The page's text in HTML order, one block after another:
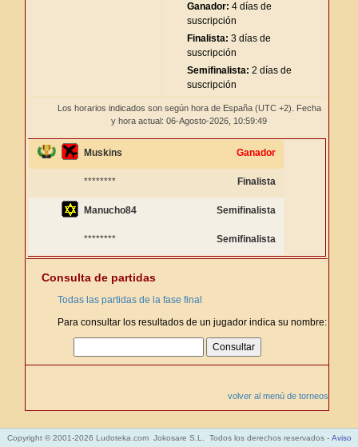
Ganador: 4 días de
suscripción
Finalista: 3 días de
suscripción
Semifinalista: 2 días de
suscripción
Los horarios indicados son según hora de España (UTC +2). Fecha
y hora actual: 06-Agosto-2026, 10:59:49
Muskins Ganador
******** Finalista
Manucho84 Semifinalista
******** Semifinalista
Consulta de partidas
Todas las partidas de la fase final
Para consultar los resultados de un jugador indica su nombre:
volver al menú de torneos
Copyright © 2001-2026 Ludoteka.com Jokosare S.L. Todos los derechos reservados - Aviso